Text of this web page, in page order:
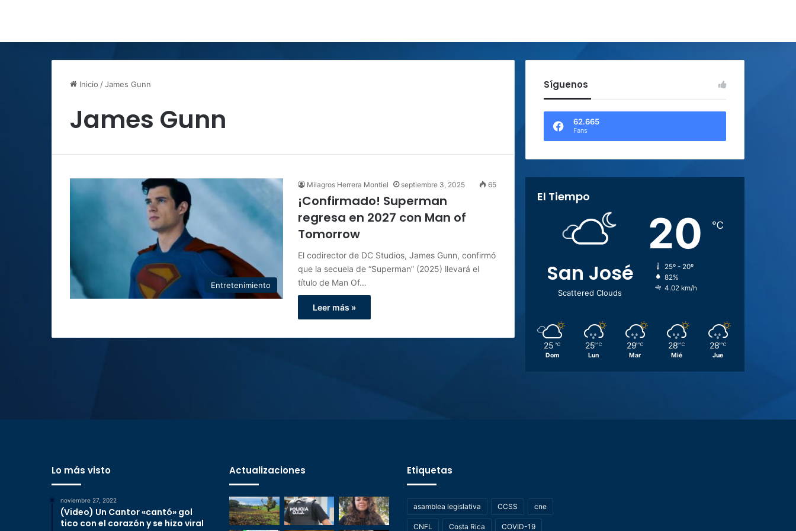
Inicio /James Gunn
James Gunn
Entretenimiento
Milagros Herrera Montiel septiembre 3, 2025 65
¡Confirmado! Superman
regresa en 2027 con Man of
Tomorrow
El codirector de DC Studios, James Gunn, confirmó
que la secuela de “Superman” (2025) llevará el
título de Man Of…
Leer más »
Síguenos
62.665
Fans
El Tiempo
San José
Scattered Clouds
20 ℃
25º - 20º
82%
4.02 km/h
25 ℃
Dom
25 ℃
Lun
29 ℃
Mar
28 ℃
Mié
28 ℃
Jue
Lo más visto
noviembre 27, 2022
(Video) Un Cantor «cantó» gol
tico con el corazón y se hizo viral
Actualizaciones Etiquetas
asamblea legislativa CCSS cne
CNFL Costa Rica COVID-19